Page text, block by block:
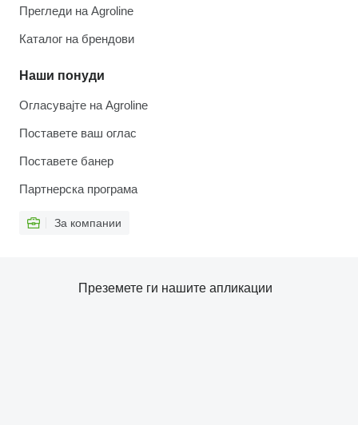
Прегледи на Agroline
Каталог на брендови
Наши понуди
Огласувајте на Agroline
Поставете ваш оглас
Поставете банер
Партнерска програма
За компании
Преземете ги нашите апликации